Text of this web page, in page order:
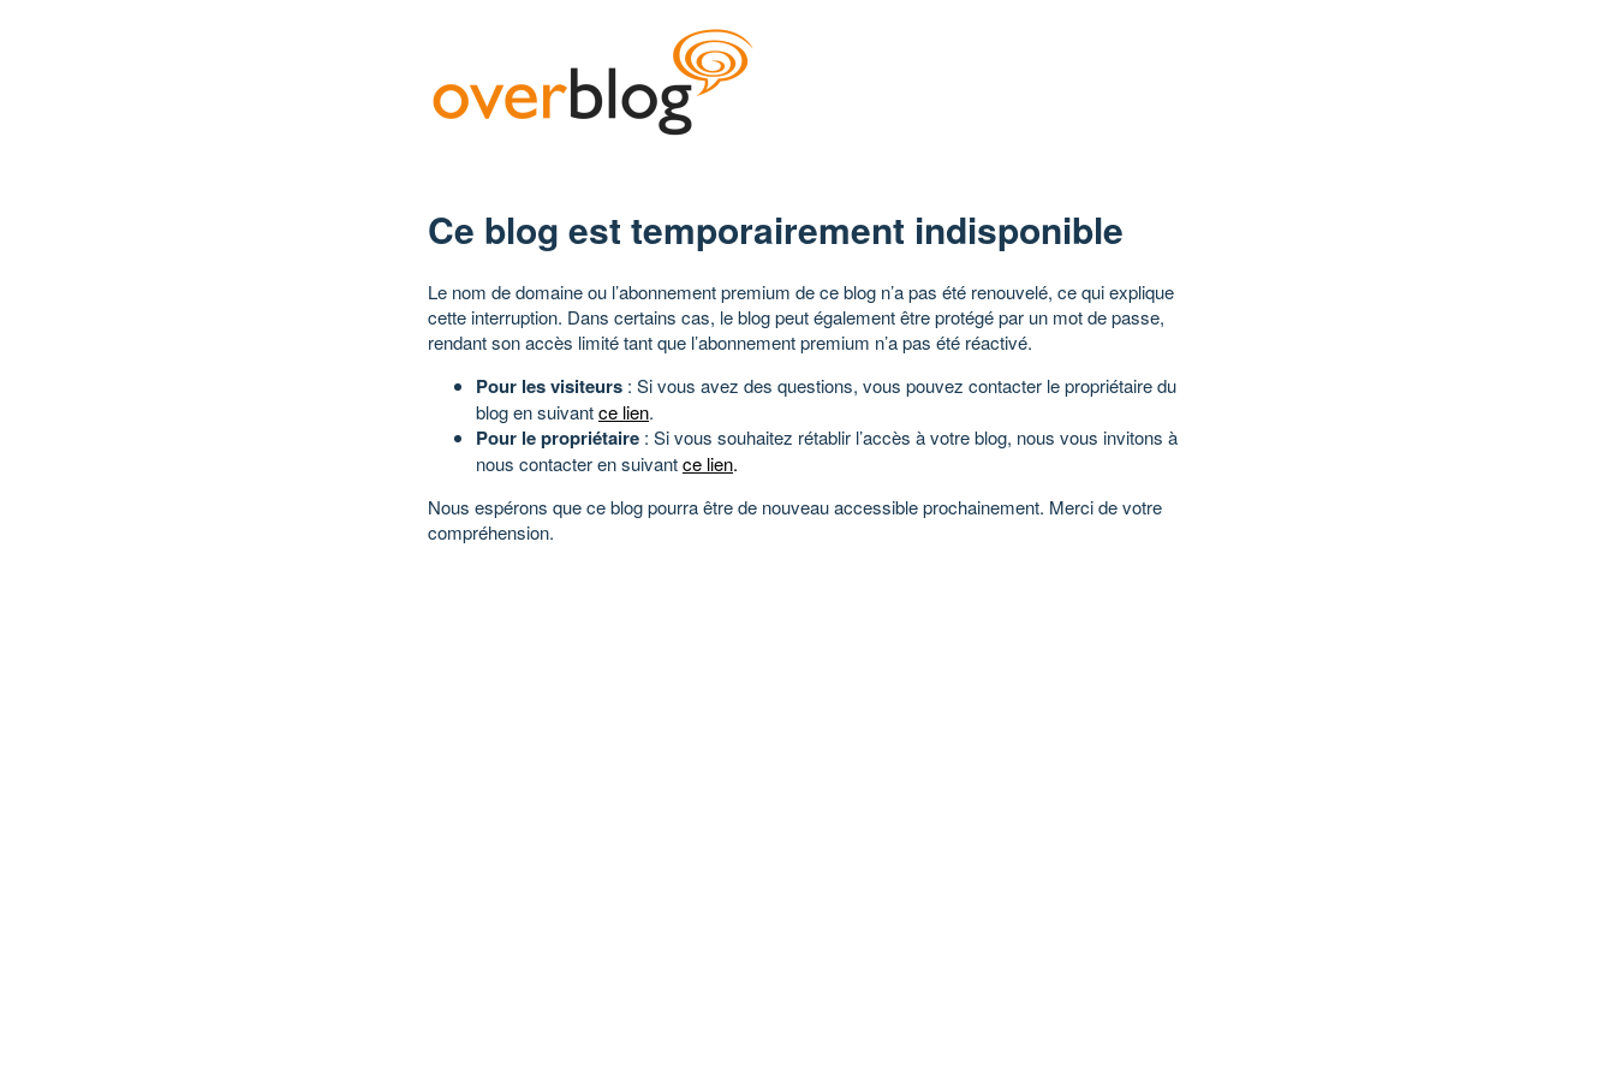
Ce blog est temporairement indisponible
Le nom de domaine ou l’abonnement premium de ce blog n’a pas été renouvelé, ce qui explique
cette interruption. Dans certains cas, le blog peut également être protégé par un mot de passe,
rendant son accès limité tant que l’abonnement premium n’a pas été réactivé.
Pour les visiteurs : Si vous avez des questions, vous pouvez contacter le propriétaire du
blog en suivantce lien.
Pour le propriétaire : Si vous souhaitez rétablir l’accès à votre blog, nous vous invitons à
nous contacter en suivantce lien.
Nous espérons que ce blog pourra être de nouveau accessible prochainement. Merci de votre
compréhension.